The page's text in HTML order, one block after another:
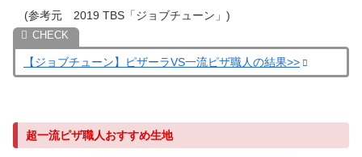
(参考元 2019 TBS「ジョブチューン」)
【ジョブチューン】ピザーラVS一流ピザ職人の結果>>
超一流ピザ職人おすすめ生地